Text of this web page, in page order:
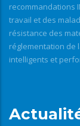
recommandations
travail et des
résistance des
réglementation de
intelligents et